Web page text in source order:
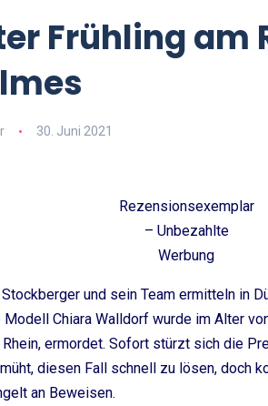
Frühling am
30. Juni 2021
Rezensionsexemplar
– Unbezahlte
Werbung
und sein Team ermitteln in
Chiara Walldorf wurde im Alter
ermordet. Sofort stürzt sich die
diesen Fall schnell zu lösen, doch
an Beweisen.